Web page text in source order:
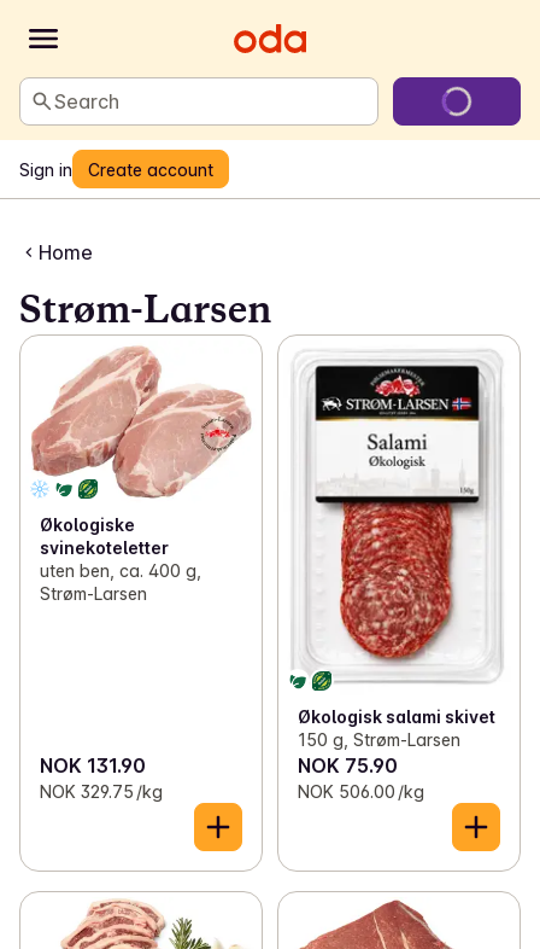
Search
Sign in Create account
Home
Strøm-Larsen
Økologiske
svinekoteletter
uten ben, ca. 400 g,
Strøm-Larsen
NOK 131.90
NOK 329.75 /kg
Økologisk salami skivet
150 g, Strøm-Larsen
NOK 75.90
NOK 506.00 /kg